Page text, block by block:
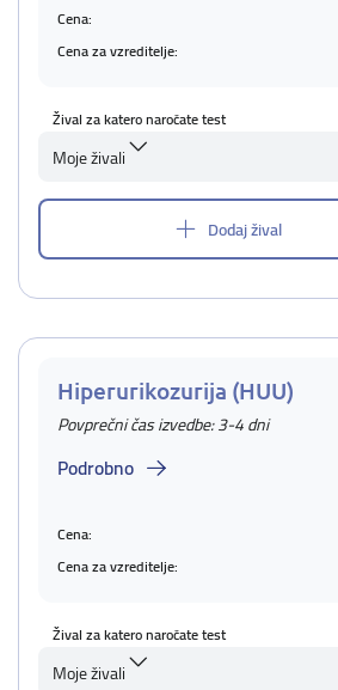
Cena:
Cena za vzreditelje:
Žival za katero naročate test
Moje živali
Dodaj žival
Hiperurikozurija (HUU)
Povprečni čas izvedbe: 3-4 dni
Podrobno
Cena:
Cena za vzreditelje:
Žival za katero naročate test
Moje živali